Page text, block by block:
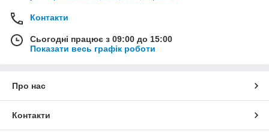
Контакти
Сьогодні працює з 09:00 до 15:00
Показати весь графік роботи
Про нас
Контакти